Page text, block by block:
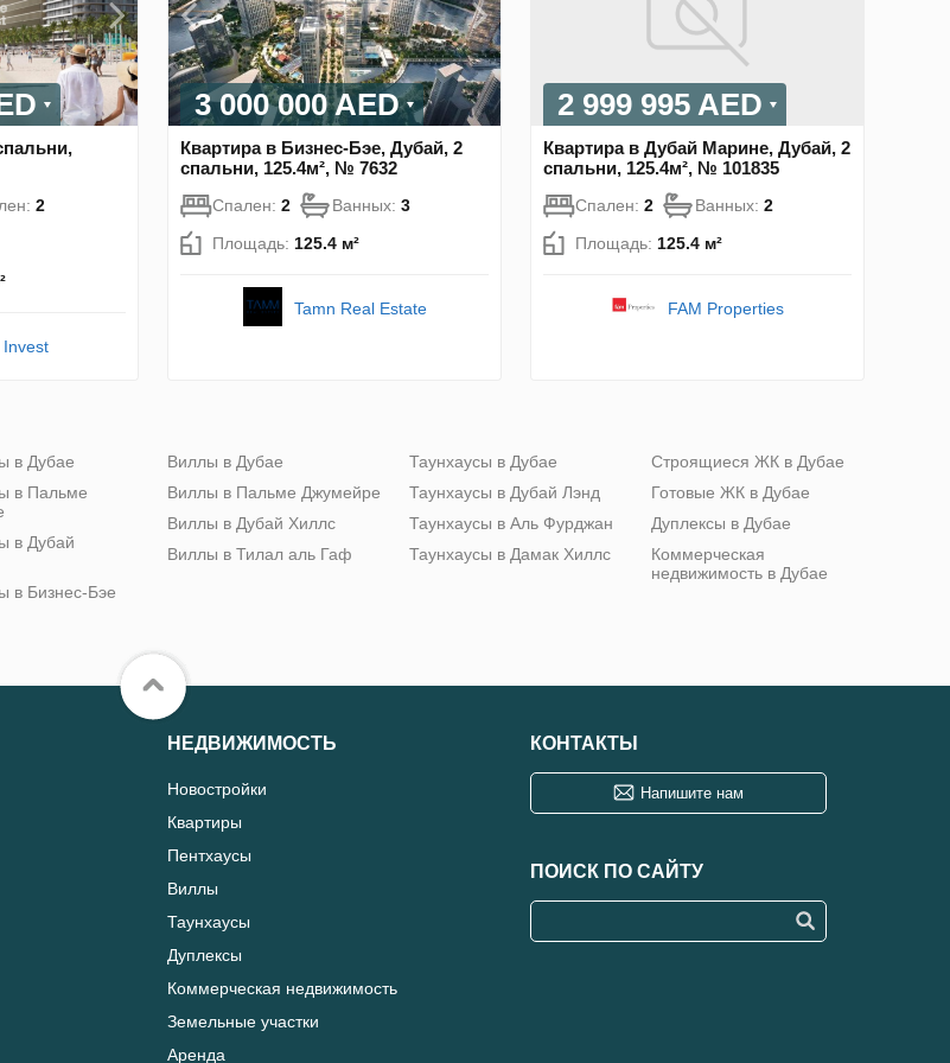
2
Invest
3 000 000 AED
Квартира в Бизнес-Бэе, Дубай, 2
спальни, 125.4м², № 7632
Спален: 2 Ванных: 3
Площадь: 125.4 м²
Tamn Real Estate
2 999 995 AED
Квартира в Дубай Марине, Дубай, 2
спальни, 125.4м², № 101835
Спален: 2 Ванных: 2
Площадь: 125.4 м²
FAM Properties
в Дубае
в Пальме
в Дубай
в Бизнес-Бэе
Виллы в Дубае
Виллы в Пальме Джумейре
Виллы в Дубай Хиллс
Виллы в Тилал аль Гаф
Таунхаусы в Дубае
Таунхаусы в Дубай Лэнд
Таунхаусы в Аль Фурджан
Таунхаусы в Дамак Хиллс
Строящиеся ЖК в Дубае
Готовые ЖК в Дубае
Дуплексы в Дубае
Коммерческая
недвижимость в Дубае
НЕДВИЖИМОСТЬ
Новостройки
Квартиры
Пентхаусы
Виллы
Таунхаусы
Дуплексы
Коммерческая недвижимость
Земельные участки
Аренда
КОНТАКТЫ
Напишите нам
ПОИСК ПО САЙТУ